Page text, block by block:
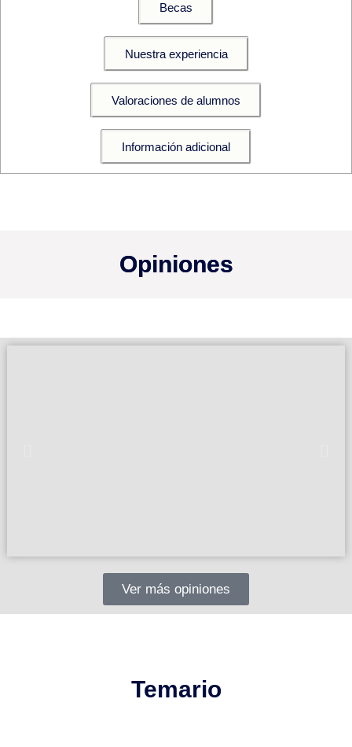
Becas
Nuestra experiencia
Valoraciones de alumnos
Información adicional
Opiniones
Ver más opiniones
Temario